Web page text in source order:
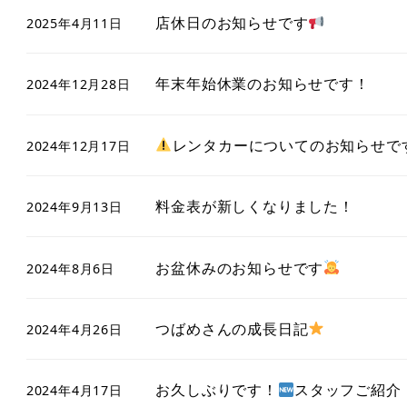
店休日のお知らせです
2025年4月11日
年末年始休業のお知らせです！
2024年12月28日
レンタカーについてのお知らせで
2024年12月17日
料金表が新しくなりました！
2024年9月13日
お盆休みのお知らせです
2024年8月6日
つばめさんの成長日記
2024年4月26日
お久しぶりです！ スタッフご紹介
2024年4月17日